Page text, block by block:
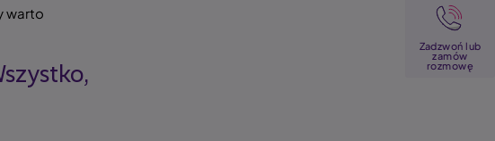
warto
Zadzwoń lub
zamów
rozmowę